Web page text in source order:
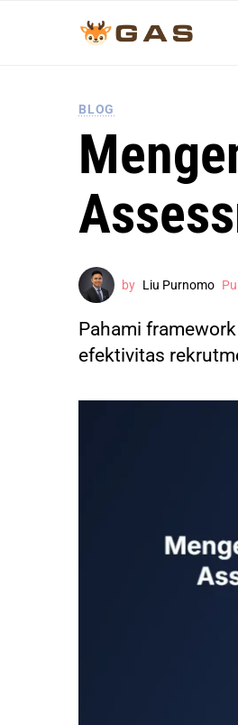
BLOG
by Liu Purnomo
Pahami
efektivitas